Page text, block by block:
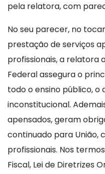
pela relatora, com
No seu parecer, no
prestação de serviços
profissionais, a relatora
Federal assegura o
todo o ensino público, o
inconstitucional.
apensados, geram
continuado para União,
profissionais. Nos
Fiscal, Lei de Diretrizes